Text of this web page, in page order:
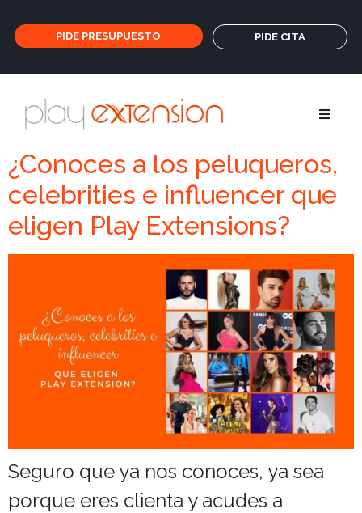
PIDE PRESUPUESTO PIDE CITA
Extensiones
Coletas y
GHD
Cuidados
Salones
¿Conoces a los peluqueros,
celebrities e influencer que
eligen Play Extensions?
Seguro que ya nos conoces, ya sea
porque eres clienta y acudes a